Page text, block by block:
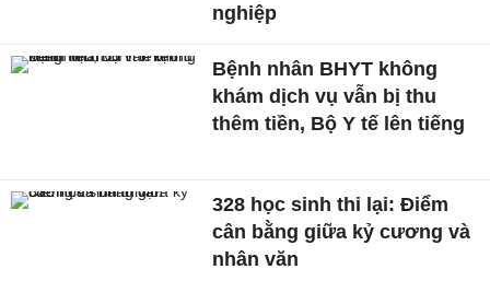
nghiệp
Bệnh nhân BHYT không
khám dịch vụ vẫn bị thu
thêm tiền, Bộ Y tế lên tiếng
328 học sinh thi lại: Điểm
cân bằng giữa kỷ cương và
nhân văn